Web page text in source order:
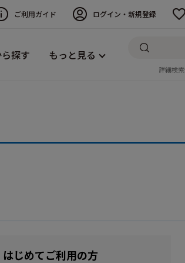
ご利用ガイド ログイン・新規登録
探す もっと見る
詳細検索
はじめてご利用の方